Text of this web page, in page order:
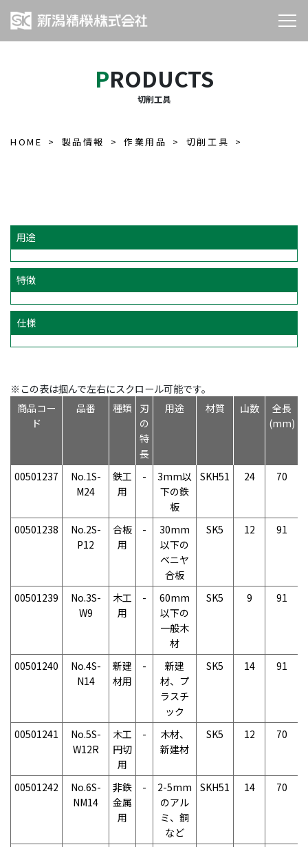
PRODUCTS
切削工具
HOME 製品情報 作業用品 切削工具
用途
特徴
仕様
※この表は掴んで左右にスクロール可能です。
商品コー
ド
品番 種類
刃
の
特
長
用途 材質 山数
全長
(mm)
00501237
No.1S-
M24
鉄工
用
-
3mm以
下の鉄
板
SKH51 24 70
00501238
No.2S-
P12
合板
用
-
30mm
以下の
ベニヤ
合板
SK5 12 91
00501239
No.3S-
W9
木工
用
-
60mm
以下の
一般木
材
SK5 9 91
00501240
No.4S-
N14
新建
材用
-
新建
材、プ
ラスチ
ック
SK5 14 91
00501241
No.5S-
W12R
木工
円切
用
-
木材、
新建材
SK5 12 70
00501242
No.6S-
NM14
非鉄
金属
用
-
2-5mm
のアル
ミ、銅
など
SKH51 14 70